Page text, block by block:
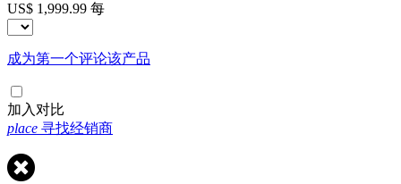
US$ 1,999.99 每
成为第一个评论该产品
加入对比
place 寻找经销商